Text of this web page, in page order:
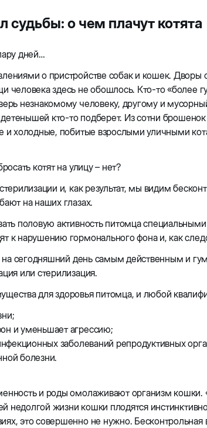
судьбы: о чем плачут котята
дней…
о пристройстве собак и кошек.
человека здесь не обошлось. Кто-то «более
незнакомому человеку, другому и
кто-то подберет. Из сотни
и холодные, побитые взрослыми уличными
котят на улицу – нет?
и, как результат, мы видим
на наших глазах.
половую активность питомца
к нарушению гормонального фона и, как
на сегодняшний день самым действенным и
или стерилизация.
для здоровья питомца, и любой
и уменьшает агрессию;
заболеваний репродуктивных
болезни.
и роды омолаживают организм кошки.
недолгой жизни кошки плодятся
это совершенно не нужно. Бесконтрольная